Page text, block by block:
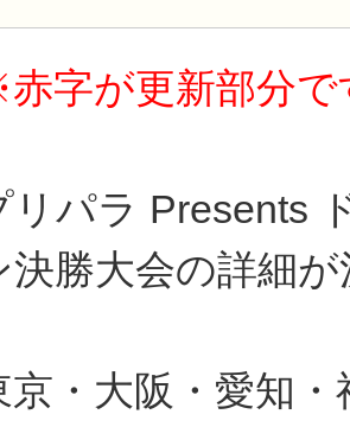
字が更新部分で
リパラ Presents
決勝大会の詳細
京・大阪・愛知